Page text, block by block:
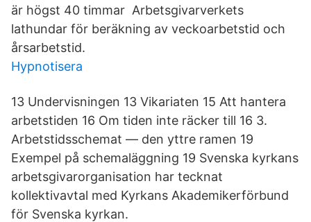
är högst 40 timmar Arbetsgivarverkets
lathundar för beräkning av veckoarbetstid och
årsarbetstid.
Hypnotisera
13 Undervisningen 13 Vikariaten 15 Att hantera
arbetstiden 16 Om tiden inte räcker till 16 3.
Arbetstidsschemat — den yttre ramen 19
Exempel på schemaläggning 19 Svenska kyrkans
arbetsgivarorganisation har tecknat
kollektivavtal med Kyrkans Akademikerförbund
för Svenska kyrkan.